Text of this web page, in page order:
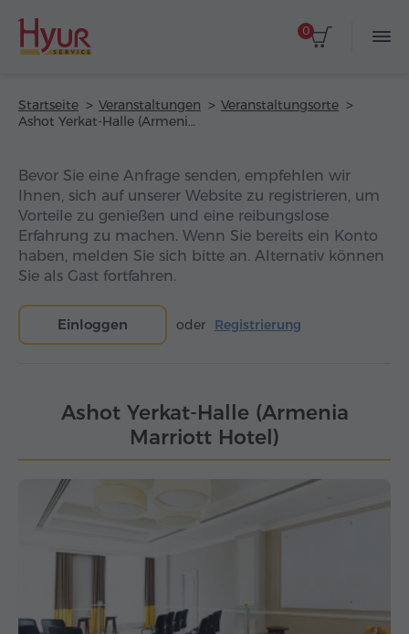
0
Startseite Veranstaltungen
Veranstaltungsorte
Ashot Yerkat-Halle (Armenia Marriott Hotel)
Bevor Sie eine Anfrage senden, empfehlen wir
Ihnen, sich auf unserer Website zu registrieren, um
Vorteile zu genießen und eine reibungslose
Erfahrung zu machen. Wenn Sie bereits ein Konto
haben, melden Sie sich bitte an. Alternativ können
Sie als Gast fortfahren.
Einloggen oder Registrierung
Ashot Yerkat-Halle (Armenia
Marriott Hotel)